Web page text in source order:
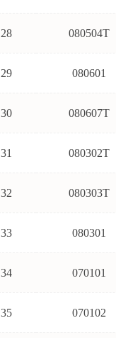
28 080504T
29 080601
30 080607T
31 080302T
32 080303T
33 080301
34 070101
35 070102